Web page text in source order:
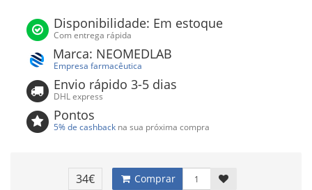
Disponibilidade: Em estoque
Com entrega rápida
Marca: NEOMEDLAB
Empresa farmacêutica
Envio rápido 3-5 dias
DHL express
Pontos
5% de cashback na sua próxima compra
34€ Comprar